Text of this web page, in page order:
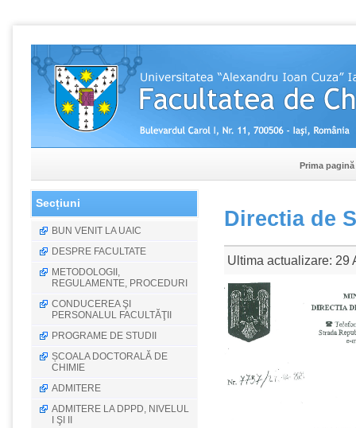
Prima pagină
Secțiuni
BUN VENIT LA UAIC
DESPRE FACULTATE
METODOLOGII,
REGULAMENTE, PROCEDURI
CONDUCEREA ŞI
PERSONALUL FACULTĂŢII
PROGRAME DE STUDII
ȘCOALA DOCTORALĂ DE
CHIMIE
ADMITERE
ADMITERE LA DPPD, NIVELUL
I ŞI II
Directia de
Ultima actualizare: 29